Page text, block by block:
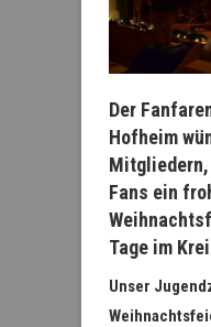
Der
Hofheim
Mitgliedern,
Fans ein
Tage im
Unser